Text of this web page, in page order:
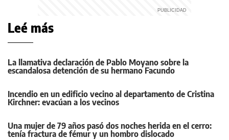
Leé más
La llamativa declaración de Pablo Moyano sobre la
escandalosa detención de su hermano Facundo
Incendio en un edificio vecino al departamento de Cristina
Kirchner: evacúan a los vecinos
Una mujer de 79 años pasó dos noches herida en el cerro:
tenía fractura de fémur y un hombro dislocado